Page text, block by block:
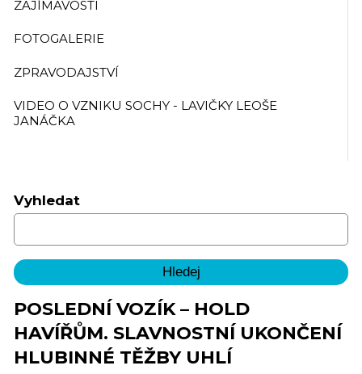
ZAJÍMAVOSTI
FOTOGALERIE
ZPRAVODAJSTVÍ
VIDEO O VZNIKU SOCHY - LAVIČKY LEOŠE
JANÁČKA
Vyhledat
POSLEDNÍ VOZÍK – HOLD
HAVÍŘŮM. SLAVNOSTNÍ UKONČENÍ
HLUBINNÉ TĚŽBY UHLÍ